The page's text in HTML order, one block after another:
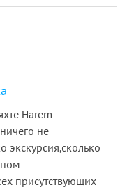
Harem
не
экскурсия,сколько
присутствующих